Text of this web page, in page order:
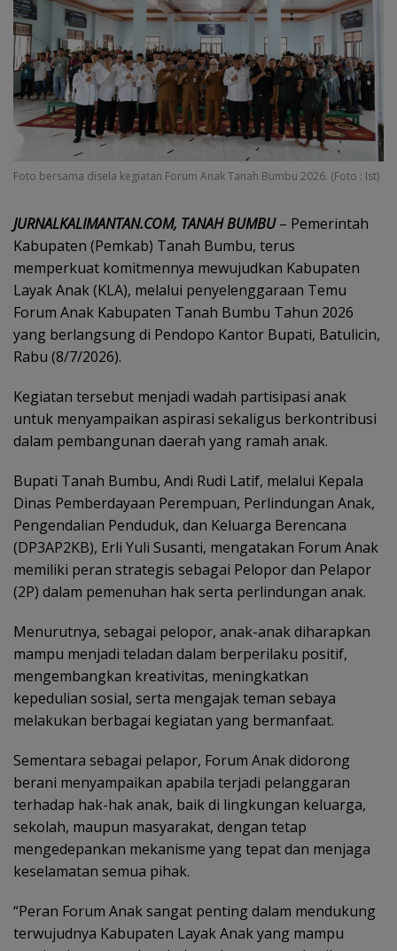
Foto bersama disela kegiatan Forum Anak Tanah Bumbu 2026. (Foto : Ist)
JURNALKALIMANTAN.COM, TANAH BUMBU– Pemerintah
Kabupaten (Pemkab) Tanah Bumbu, terus
memperkuat komitmennya mewujudkan Kabupaten
Layak Anak (KLA), melalui penyelenggaraan Temu
Forum Anak Kabupaten Tanah Bumbu Tahun 2026
yang berlangsung di Pendopo Kantor Bupati, Batulicin,
Rabu (8/7/2026).
Kegiatan tersebut menjadi wadah partisipasi anak
untuk menyampaikan aspirasi sekaligus berkontribusi
dalam pembangunan daerah yang ramah anak.
Bupati Tanah Bumbu, Andi Rudi Latif, melalui Kepala
Dinas Pemberdayaan Perempuan, Perlindungan Anak,
Pengendalian Penduduk, dan Keluarga Berencana
(DP3AP2KB), Erli Yuli Susanti, mengatakan Forum Anak
memiliki peran strategis sebagai Pelopor dan Pelapor
(2P) dalam pemenuhan hak serta perlindungan anak.
Menurutnya, sebagai pelopor, anak-anak diharapkan
mampu menjadi teladan dalam berperilaku positif,
mengembangkan kreativitas, meningkatkan
kepedulian sosial, serta mengajak teman sebaya
melakukan berbagai kegiatan yang bermanfaat.
Sementara sebagai pelapor, Forum Anak didorong
berani menyampaikan apabila terjadi pelanggaran
terhadap hak-hak anak, baik di lingkungan keluarga,
sekolah, maupun masyarakat, dengan tetap
mengedepankan mekanisme yang tepat dan menjaga
keselamatan semua pihak.
“Peran Forum Anak sangat penting dalam mendukung
terwujudnya Kabupaten Layak Anak yang mampu